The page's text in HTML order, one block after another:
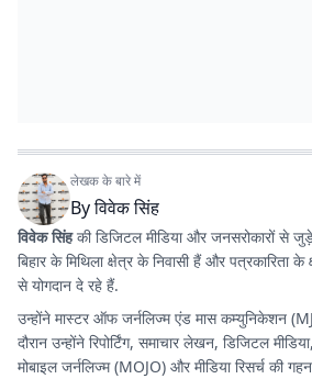
लेखक के बारे में
Byविवेक सिंह
विवेक सिंहकी डिजिटल मीडिया और जनसरोकारों से
बिहार के मिथिला क्षेत्र के निवासी हैं और पत्रकारिता
से योगदान दे रहे हैं.
उन्होंने मास्टर ऑफ जर्नलिज्म एंड मास कम्युनिकेशन
दौरान उन्होंने रिपोर्टिंग, समाचार लेखन, डिजिटल
मोबाइल जर्नलिज्म (MOJO) और मीडिया रिसर्च की